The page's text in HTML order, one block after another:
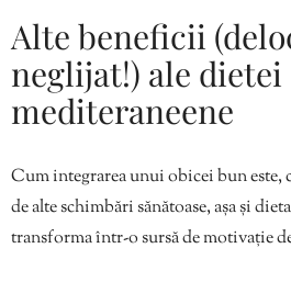
Alte beneficii
neglijat!) ale dietei
mediteraneene
Cum integrarea unui obicei bun este,
de alte schimbări sănătoase, așa și
transforma într-o sursă de motivație